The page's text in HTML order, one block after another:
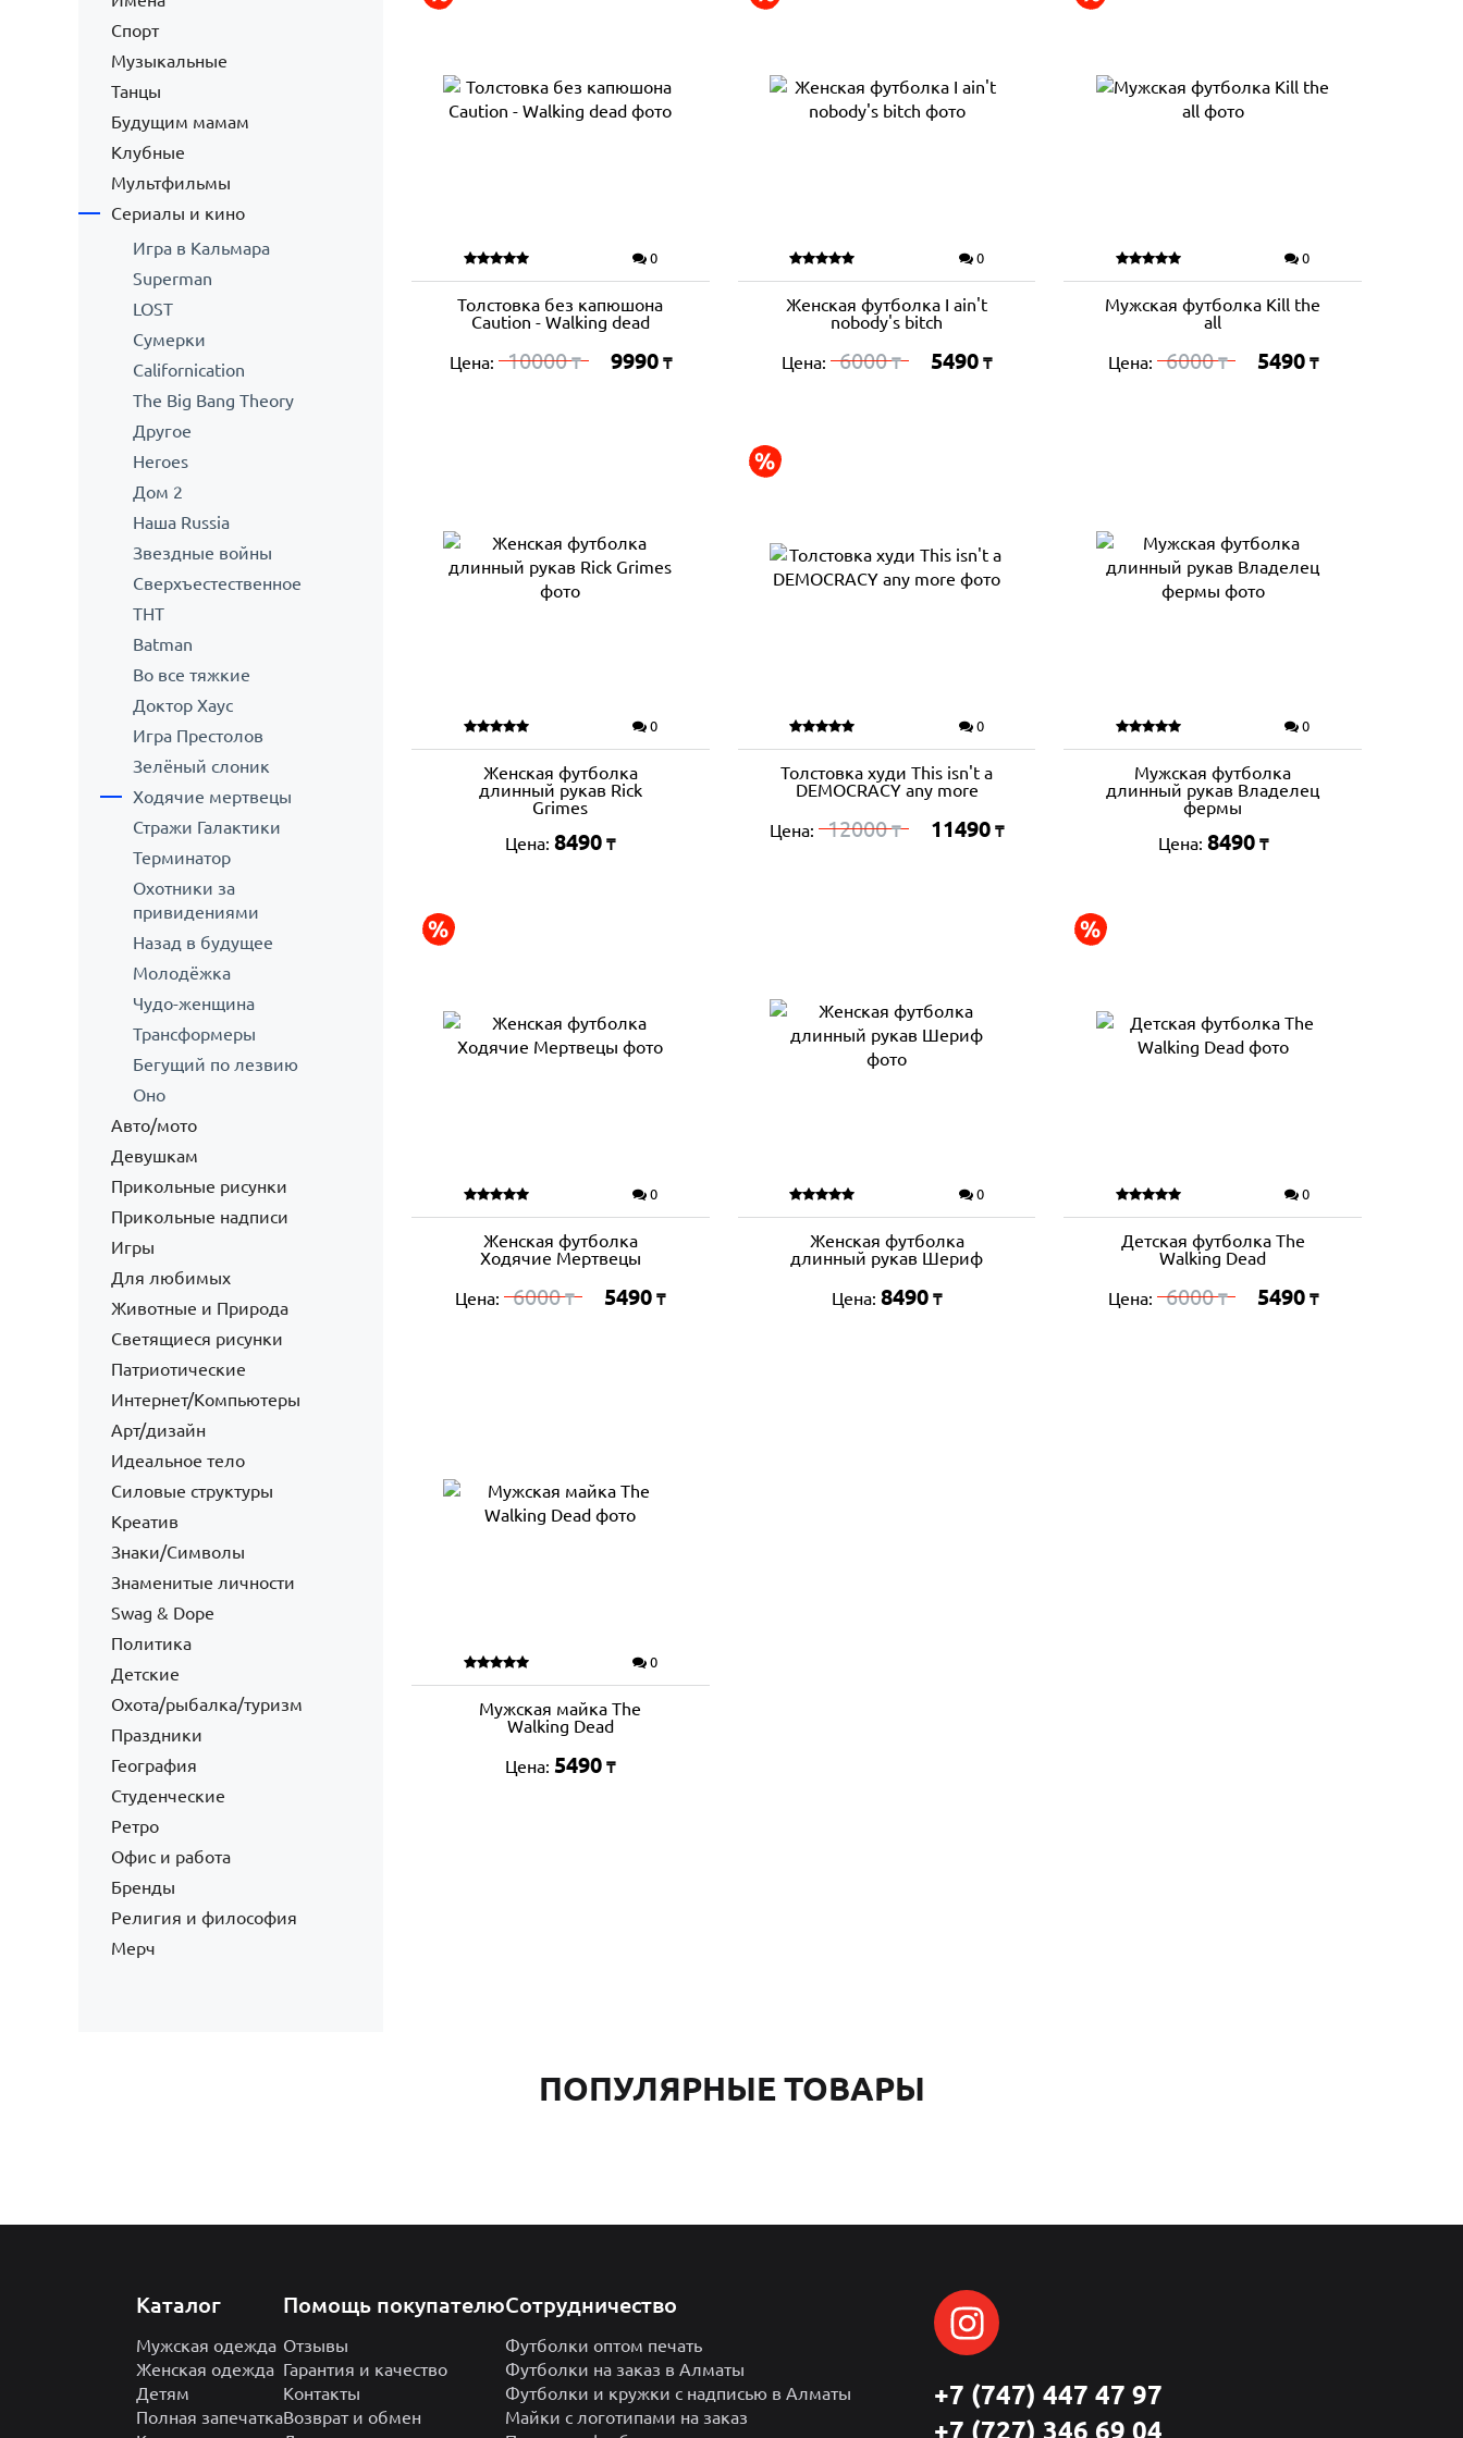
Спорт
Музыкальные
Танцы
Будущим мамам
Клубные
Мультфильмы
Сериалы и кино
Игра в Кальмара
Superman
LOST
Сумерки
Californication
The Big Bang Theory
Другое
Heroes
Дом 2
Наша Russia
Звездные войны
Сверхъестественное
ТНТ
Batman
Во все тяжкие
Доктор Хаус
Игра Престолов
Зелёный слоник
Ходячие мертвецы
Стражи Галактики
Терминатор
Охотники за
привидениями
Назад в будущее
Молодёжка
Чудо-женщина
Трансформеры
Бегущий по лезвию
Оно
Авто/мото
Девушкам
Прикольные рисунки
Прикольные надписи
Игры
Для любимых
Животные и Природа
Светящиеся рисунки
Патриотические
Интернет/Компьютеры
Арт/дизайн
Идеальное тело
Силовые структуры
Креатив
Знаки/Символы
Знаменитые личности
Swag & Dope
Политика
Детские
Охота/рыбалка/туризм
Праздники
География
Студенческие
Ретро
Офис и работа
Бренды
Религия и философия
Мерч
0
Толстовка без капюшона
Caution - Walking dead
Цена: 10000₸ 9990 ₸
0
Женская футболка I ain't
nobody's bitch
Цена: 6000₸ 5490 ₸
0
Мужская футболка Kill the
all
Цена: 6000₸ 5490 ₸
0
Женская футболка
длинный рукав Rick
Grimes
Цена:8490 ₸
0
Толстовка худи This isn't a
DEMOCRACY any more
Цена: 12000₸ 11490 ₸
0
Мужская футболка
длинный рукав Владелец
фермы
Цена: 8490 ₸
0
Женская футболка
Ходячие Мертвецы
Цена: 6000₸ 5490 ₸
0
Женская футболка
длинный рукав Шериф
Цена:8490 ₸
0
Детская футболка The
Walking Dead
Цена: 6000₸ 5490 ₸
0
Мужская майка The
Walking Dead
Цена:5490 ₸
ПОПУЛЯРНЫЕ ТОВАРЫ
Каталог
Мужская одежда
Женская одежда
Детям
Полная запечатка
Помощь покупателю
Отзывы
Гарантия и качество
Контакты
Возврат и обмен
Сотрудничество
Футболки оптом печать
Футболки на заказ в Алматы
Футболки и кружки с надписью в Алматы
Майки с логотипами на заказ
+7 (747) 447 47 97
+7 (727) 346 69 04